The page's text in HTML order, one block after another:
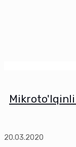
20.03.2020